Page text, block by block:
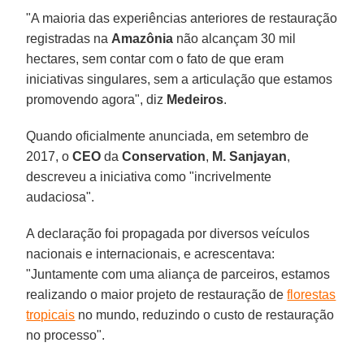
"A maioria das experiências anteriores de restauração
registradas na Amazônia não alcançam 30 mil
hectares, sem contar com o fato de que eram
iniciativas singulares, sem a articulação que estamos
promovendo agora", diz Medeiros.
Quando oficialmente anunciada, em setembro de
2017, oCEO daConservation, M. Sanjayan,
descreveu a iniciativa como "incrivelmente
audaciosa".
A declaração foi propagada por diversos veículos
nacionais e internacionais, e acrescentava:
"Juntamente com uma aliança de parceiros, estamos
realizando o maior projeto de restauração deflorestas
tropicais no mundo, reduzindo o custo de restauração
no processo".